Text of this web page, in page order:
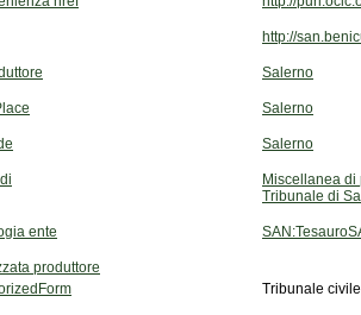
http://
Salerno
Salerno
Salerno
Miscellanea
Tribunale di
ente
produttore
Tribunale